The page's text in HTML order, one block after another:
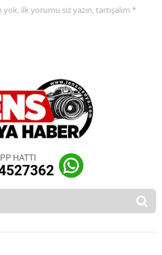
ilk yorumu siz yazın, tartışalım *
HATTI